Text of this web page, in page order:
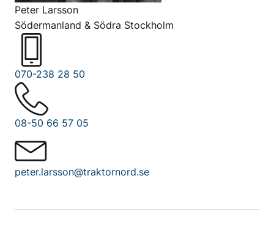
Peter Larsson
Södermanland & Södra Stockholm
070-238 28 50
08-50 66 57 05
peter.larsson@traktornord.se